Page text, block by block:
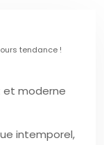
tendance !
intemporel,